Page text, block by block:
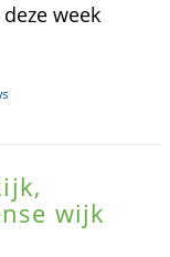
week
wijk